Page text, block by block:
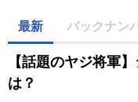
最新 バックナン
【話題のヤジ将軍
は？